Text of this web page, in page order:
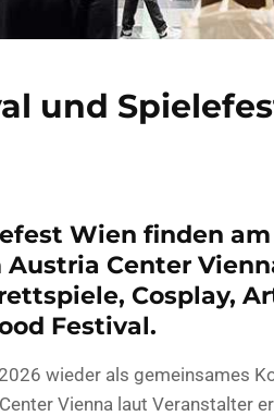
und
Wien finden am
Austria Center
Cosplay,
Festival.
wieder als gemeinsames
Vienna laut Veranstalter